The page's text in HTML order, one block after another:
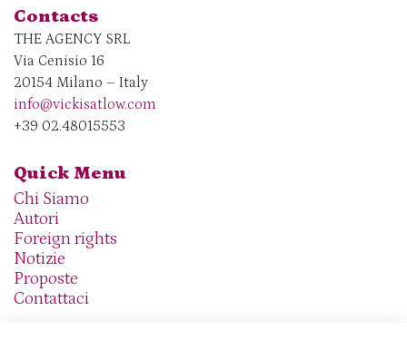
Contacts
THE AGENCY SRL
Via Cenisio 16
20154 Milano – Italy
info@vickisatlow.com
+39 02.48015553
Quick Menu
Chi Siamo
Autori
Foreign rights
Notizie
Proposte
Contattaci